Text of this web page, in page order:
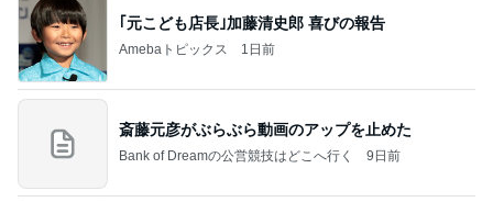
｢元こども店長｣加藤清史郎 喜びの報告
Amebaトピックス 1日前
斎藤元彦がぶらぶら動画のアップを止めた
Bank of Dreamの公営競技はどこへ行く 9日前